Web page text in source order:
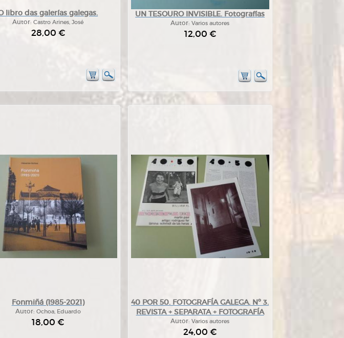
libro das galerías galegas.
Autor:Castro Arines, José
28,00 €
UN TESOURO INVISIBLE. Fotografías
Autor:Varios autores
12,00 €
Fonmiñá (1985-2021)
Autor: Ochoa, Eduardo
18,00 €
40 POR 50. FOTOGRAFÍA GALEGA. Nº 3.
REVISTA + SEPARATA + FOTOGRAFÍA
Autor:Varios autores
24,00 €